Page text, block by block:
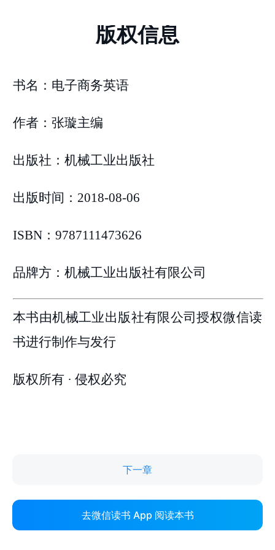
下一章
去微信读书 App 阅读本书